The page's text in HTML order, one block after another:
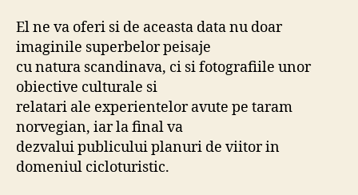
El ne va oferi si de aceasta data nu doar
imaginile superbelor peisaje
cu natura scandinava, ci si fotografiile unor
obiective culturale si
relatari ale experientelor avute pe taram
norvegian, iar la final va
dezvalui publicului planuri de viitor in
domeniul cicloturistic.